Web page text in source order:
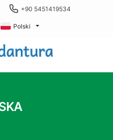
+90 5451419534
Polski